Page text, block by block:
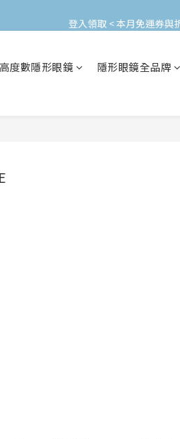
高度數隱形眼鏡 隱形眼鏡全品牌